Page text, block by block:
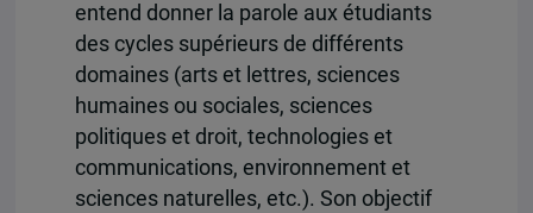
entend donner la parole aux étudiants
des cycles supérieurs de différents
domaines (arts et lettres, sciences
humaines ou sociales, sciences
politiques et droit, technologies et
communications, environnement et
sciences naturelles, etc.). Son objectif